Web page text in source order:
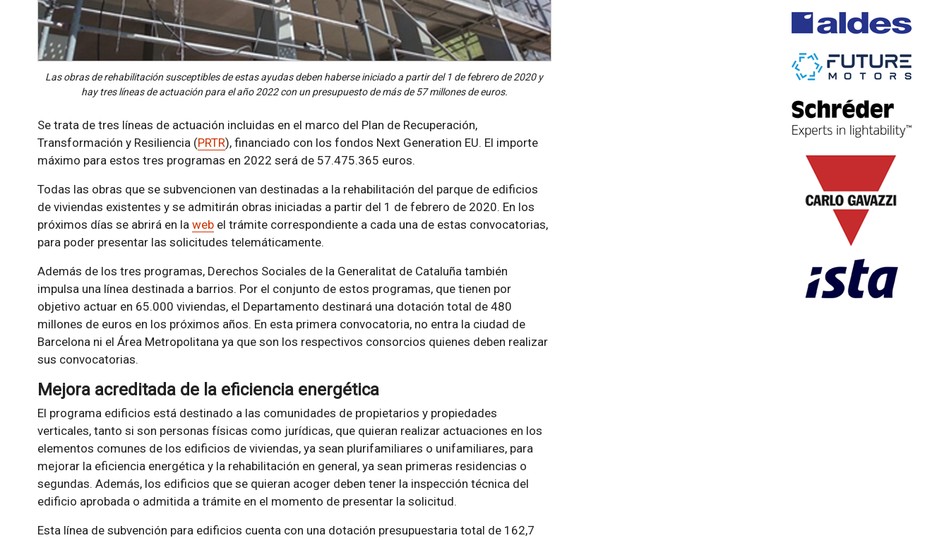
Las obras de rehabilitación susceptibles de estas ayudas deben haberse iniciado a partir del 1 de febrero de 2020 y
hay tres líneas de actuación para el año 2022 con un presupuesto de más de 57 millones de euros.
Se trata de tres líneas de actuación incluidas en el marco del Plan de Recuperación,
Transformación y Resiliencia (PRTR), financiado con los fondos Next Generation EU. El importe
máximo para estos tres programas en 2022 será de 57.475.365 euros.
Todas las obras que se subvencionen van destinadas a la rehabilitación del parque de edificios
de viviendas existentes y se admitirán obras iniciadas a partir del 1 de febrero de 2020. En los
próximos días se abrirá en la webel trámite correspondiente a cada una de estas convocatorias,
para poder presentar las solicitudes telemáticamente.
Además de los tres programas, Derechos Sociales de la Generalitat de Cataluña también
impulsa una línea destinada a barrios. Por el conjunto de estos programas, que tienen por
objetivo actuar en 65.000 viviendas, el Departamento destinará una dotación total de 480
millones de euros en los próximos años. En esta primera convocatoria, no entra la ciudad de
Barcelona ni el Área Metropolitana ya que son los respectivos consorcios quienes deben realizar
sus convocatorias.
Mejora acreditada de la eficiencia energética
El programa edificios está destinado a las comunidades de propietarios y propiedades
verticales, tanto si son personas físicas como jurídicas, que quieran realizar actuaciones en los
elementos comunes de los edificios de viviendas, ya sean plurifamiliares o unifamiliares, para
mejorar la eficiencia energética y la rehabilitación en general, ya sean primeras residencias o
segundas. Además, los edificios que se quieran acoger deben tener la inspección técnica del
edificio aprobada o admitida a trámite en el momento de presentar la solicitud.
Esta línea de subvención para edificios cuenta con una dotación presupuestaria total de 162,7